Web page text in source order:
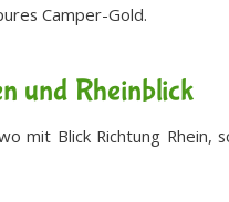
Camper-Gold.
und Rheinblick
mit Blick Richtung Rhein,